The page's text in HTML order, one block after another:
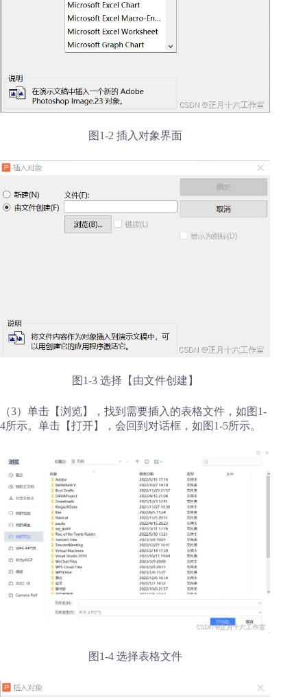
图1-2 插入对象界面
图1-3 选择【由文件创建】
（3）单击【浏览】，找到需要插入的表格文件，如图1-
4所示。单击【打开】，会回到对话框，如图1-5所示。
图1-4 选择表格文件